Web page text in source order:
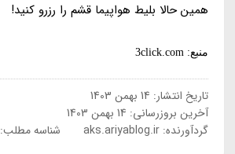
همین حالا بلیط هواپیما قشم را رزرو کنید!
منبع: 3click.com
تاریخ انتشار: 14 بهمن 1403
آخرین بروزرسانی: 14 بهمن 1403
گردآورنده:aks.ariyablog.ir شناسه مطلب: 13873